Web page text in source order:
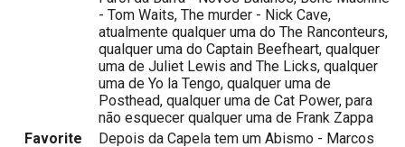
- Tom Waits, The murder - Nick Cave,
atualmente qualquer uma do The Ranconteurs,
qualquer uma do Captain Beefheart, qualquer
uma de Juliet Lewis and The Licks, qualquer
uma de Yo la Tengo, qualquer uma de
Posthead, qualquer uma de Cat Power, para
não esquecer qualquer uma de Frank Zappa
Favorite
Depois da Capela tem um Abismo - Marcos